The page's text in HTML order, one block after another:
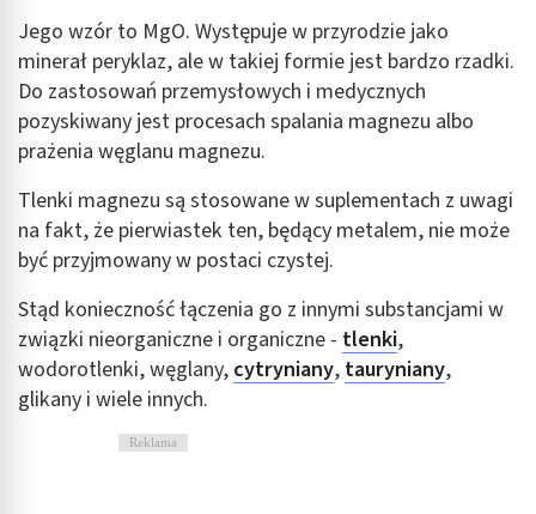
Jego wzór to MgO. Występuje w przyrodzie jako
minerał peryklaz, ale w takiej formie jest bardzo rzadki.
Do zastosowań przemysłowych i medycznych
pozyskiwany jest procesach spalania magnezu albo
prażenia węglanu magnezu.
Tlenki magnezu są stosowane w suplementach z uwagi
na fakt, że pierwiastek ten, będący metalem, nie może
być przyjmowany w postaci czystej.
Stąd konieczność łączenia go z innymi substancjami w
związki nieorganiczne i organiczne - tlenki,
wodorotlenki, węglany, cytryniany, tauryniany,
glikany i wiele innych.
Reklama